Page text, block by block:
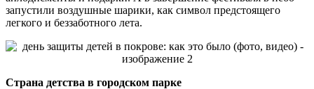
запустили воздушные шарики, как символ предстоящего
легкого и беззаботного лета.
Страна детства в городском парке